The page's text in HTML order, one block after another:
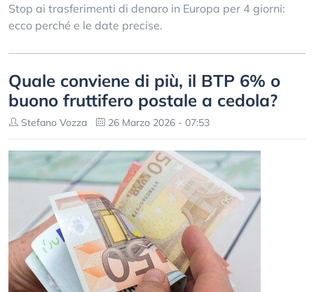
Stop ai trasferimenti di denaro in Europa per 4 giorni:
ecco perché e le date precise.
Quale conviene di più, il BTP 6% o
buono fruttifero postale a cedola?
Stefano Vozza 26 Marzo 2026 - 07:53